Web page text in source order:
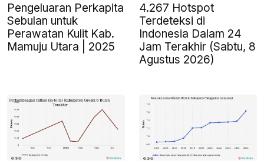
Pengeluaran Perkapita
Sebulan untuk
Perawatan Kulit Kab.
Mamuju Utara | 2025
4.267 Hotspot
Terdeteksi di
Indonesia Dalam 24
Jam Terakhir (Sabtu, 8
Agustus 2026)